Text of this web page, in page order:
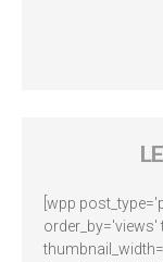
[wpp
order_by='views'